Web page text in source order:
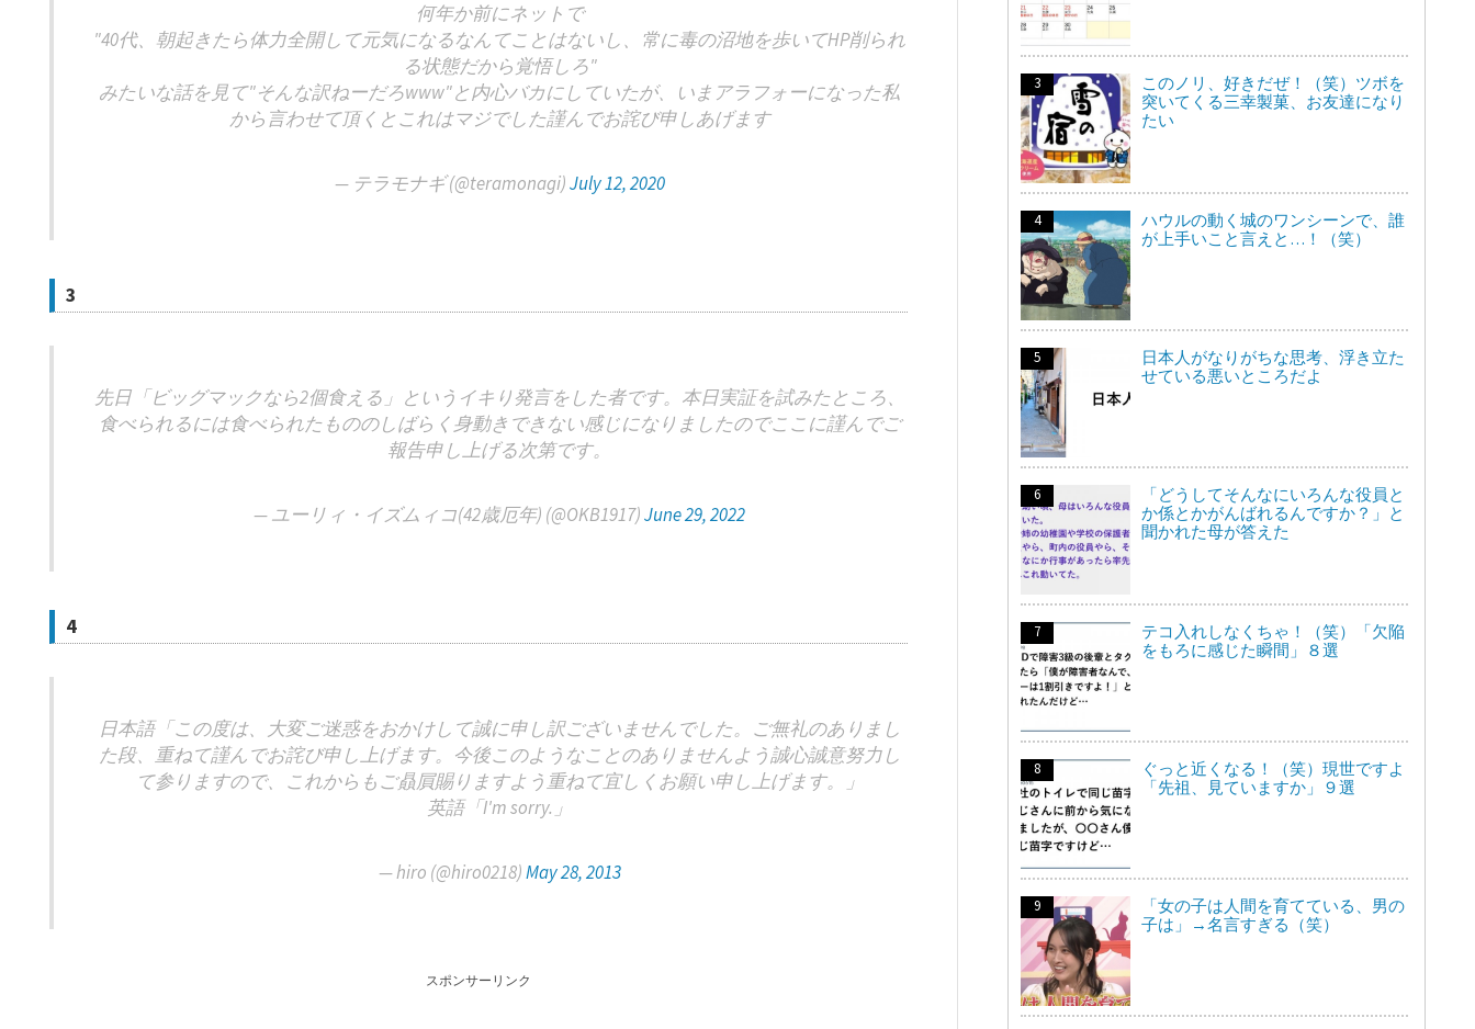
何年か前にネットで
"40代、朝起きたら体力全開して元気になるなんてことはないし、常に毒の沼地を歩いてHP削られ
る状態だから覚悟しろ"
みたいな話を見て"そんな訳ねーだろwww"と内心バカにしていたが、いまアラフォーになった私
から言わせて頂くとこれはマジでした謹んでお詫び申しあげます
— テラモナギ (@teramonagi)July 12, 2020
3
先日「ビッグマックなら2個食える」というイキり発言をした者です。本日実証を試みたところ、
食べられるには食べられたもののしばらく身動きできない感じになりましたのでここに謹んでご
報告申し上げる次第です。
— ユーリィ・イズムィコ(42歳厄年) (@OKB1917)June 29, 2022
4
日本語「この度は、大変ご迷惑をおかけして誠に申し訳ございませんでした。ご無礼のありまし
た段、重ねて謹んでお詫び申し上げます。今後このようなことのありませんよう誠心誠意努力し
て参りますので、これからもご贔屓賜りますよう重ねて宜しくお願い申し上げます。」
英語「I'm sorry.」
— hiro (@hiro0218)May 28, 2013
スポンサーリンク
このノリ、好きだぜ！（笑）ツボを
突いてくる三幸製菓、お友達になり
たい
ハウルの動く城のワンシーンで、誰
が上手いこと言えと…！（笑）
日本人がなりがちな思考、浮き立た
せている悪いところだよ
「どうしてそんなにいろんな役員と
か係とかがんばれるんですか？」と
聞かれた母が答えた
テコ入れしなくちゃ！（笑）「欠陥
をもろに感じた瞬間」８選
ぐっと近くなる！（笑）現世ですよ
「先祖、見ていますか」９選
「女の子は人間を育てている、男の
子は」→名言すぎる（笑）